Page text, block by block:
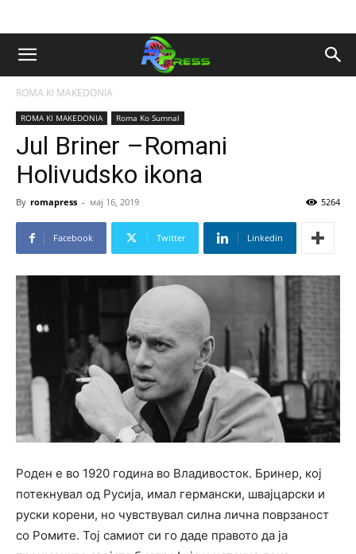
ROMA KI MAKEDONIA
ROMA KI MAKEDONIA Roma Ko Sumnal
Jul Briner –Romani
Holivudsko ikona
By romapress - мај 16, 2019 5264
Facebook Twitter Linkedin
Роден е во 1920 година во Владивосток. Бринер, кој
потекнувал од Русија, имал германски, швајцарски и
руски корени, но чувствувал силна лична поврзаност
со Ромите. Тој самиот си го даде правото да ја